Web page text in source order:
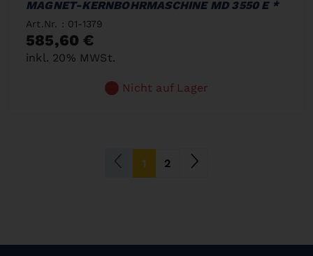
MAGNET-KERNBOHRMASCHINE MD 3550 E *
Art.Nr. : 01-1379
585,60 €
inkl. 20% MWSt.
Nicht auf Lager
1 (current)
2